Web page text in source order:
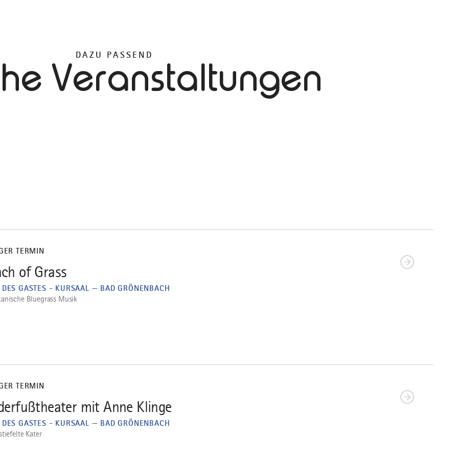
DAZU PASSEND
Veranstaltungen
TERMIN
of Grass
DES GASTES - KURSAAL — BAD GRÖNENBACH
Bluegrass Musik
TERMIN
mit Anne Klinge
DES GASTES - KURSAAL — BAD GRÖNENBACH
Kater